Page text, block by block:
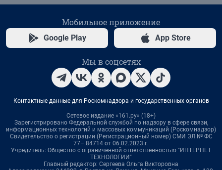
Мобильное приложение
Google Play App Store
Мы в соцсетях
Контактные данные для Роскомнадзора и государственных органов
Сетевое издание «161.ру» (18+)
Зарегистрировано Федеральной службой по надзору в сфере связи,
информационных технологий и массовых коммуникаций (Роскомнадзор)
Свидетельство о регистрации (Регистрационный номер) СМИ ЭЛ № ФС
77– 84714 от 06.02.2023 г.
Учредитель: Общество с ограниченной ответственностью "ИНТЕРНЕТ
ТЕХНОЛОГИИ"
Главный редактор: Сергеева Ольга Викторовна